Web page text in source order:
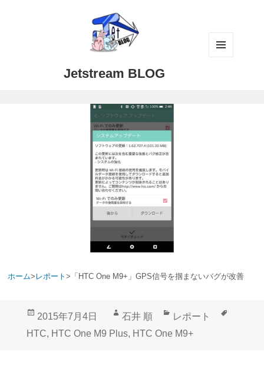
Jetstream BLOG
ホーム> レポート> 「HTC One M9+」GPS信号を掴まないバグが改善
投
稿
2015年7月4日
作
成
石井 順
カ
テ
レポート
HTC, HTC One M9 Plus, HTC One M9+